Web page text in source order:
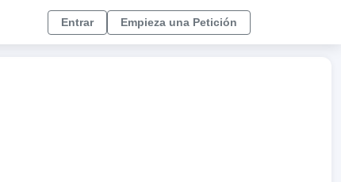
Entrar Empieza una Petición